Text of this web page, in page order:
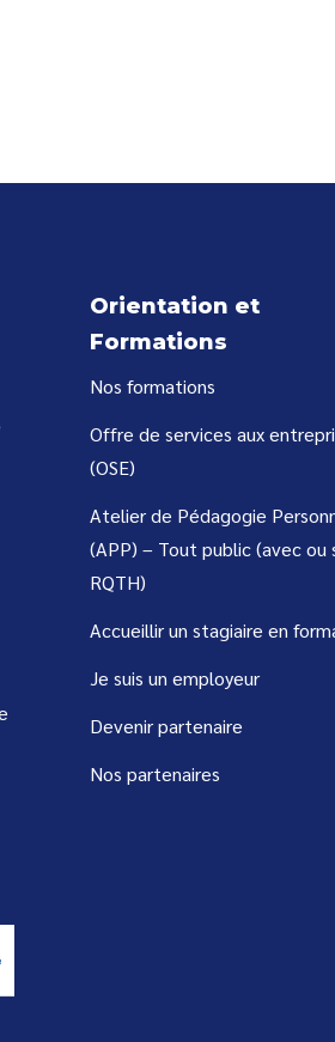
Orientation et
Formations
Nos formations
Offre de services aux
(OSE)
Atelier de Pédagogie
(APP) – Tout public (avec ou
RQTH)
Accueillir un stagiaire en
Je suis un employeur
Devenir partenaire
Nos partenaires